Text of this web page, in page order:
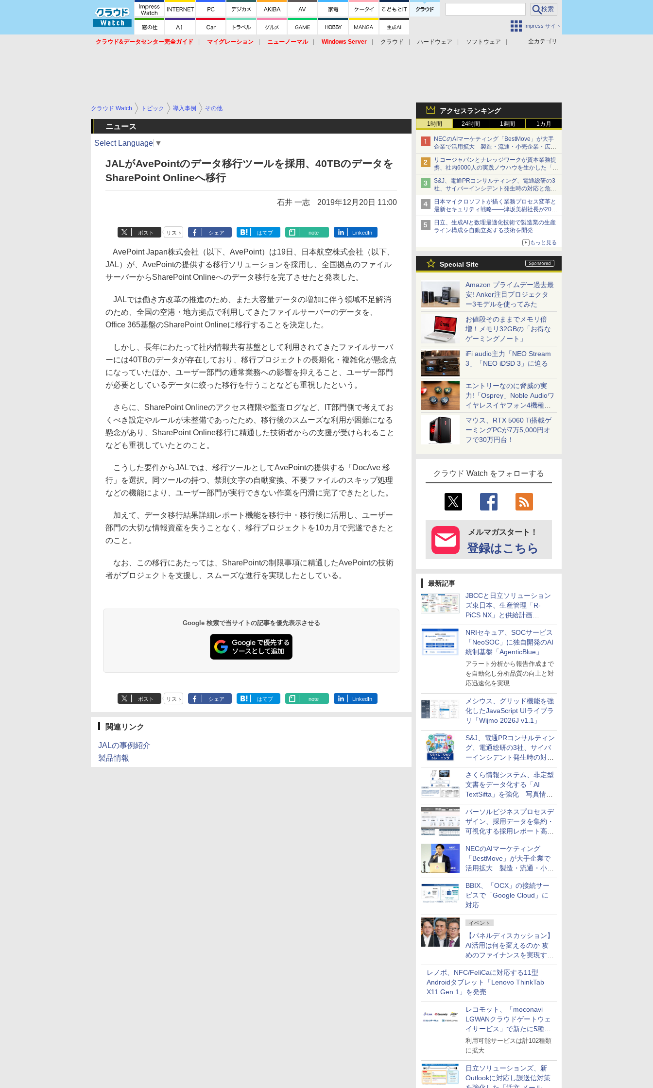
Impress サイト
全カテゴリ
クラウド&データセンター完全ガイド マイグレーション ニューノーマル Windows Server クラウド ハードウェア
ソフトウェア
アクセスランキング
1時間 24時間 1週間 1カ月
NECのAIマーケティング「BestMove」が大手
企業で活用拡大 製造・流通・小売企業・広告
代理店などが実装フェーズへ
リコージャパンとナレッジワークが資本業務提
携、社内6000人の実践ノウハウを生かした「AI
商談記録 for RICOH」を展開へ
S&J、電通PRコンサルティング、電通総研の3
社、サイバーインシデント発生時の対応と危機
管理広報を一体的に訓練するプログラムを提供
日本マイクロソフトが描く業務プロセス変革と
最新セキュリティ戦略――津坂美樹社長が2027
年度戦略を説明
日立、生成AIと数理最適化技術で製造業の生産
ライン構成を自動立案する技術を開発
もっと見る
Special Site
Amazon プライムデー過去最
安! Anker注目プロジェクタ
ー3モデルを使ってみた
お値段そのままでメモリ倍
増！メモリ32GBの「お得な
ゲーミングノート」
iFi audio主力「NEO Stream
3」「NEO iDSD 3」に迫る
エントリーなのに脅威の実
力!「Osprey」Noble Audioワ
イヤレスイヤフォン4機種を
一気に聴く
マウス、RTX 5060 Ti搭載ゲ
ーミングPCが7万5,000円オ
フで30万円台！
クラウド Watch をフォローする
メルマガスタート！
登録はこちら
最新記事
JBCCと日立ソリューション
ズ東日本、生産管理「R-
PiCS NX」と供給計画
「scSQUARE ISP」の連携サ
ービスを提供開始
NRIセキュア、SOCサービス
「NeoSOC」に独自開発のAI
統制基盤「AgenticBlue」を
導入
アラート分析から報告作成まで
を自動化し分析品質の向上と対
応迅速化を実現
メシウス、グリッド機能を強
化したJavaScript UIライブラ
リ「Wijmo 2026J v1.1」
S&J、電通PRコンサルティン
グ、電通総研の3社、サイバ
ーインシデント発生時の対応
と危機管理広報を一体的に訓
練するプログラムを提供
さくら情報システム、非定型
文書をデータ化する「AI
TextSifta」を強化 写真情報
のデータ化などに対応
パーソルビジネスプロセスデ
ザイン、採用データを集約・
可視化する採用レポート高速
化サービスを提供
NECのAIマーケティング
「BestMove」が大手企業で
活用拡大 製造・流通・小売
企業・広告代理店などが実装
フェーズへ
BBIX、「OCX」の接続サー
ビスで「Google Cloud」に
対応
イベント
【パネルディスカッション】
AI活用は何を変えるのか 攻
めのファイナンスを実現する
業務設計とマインドセット変
革
レノボ、NFC/FeliCaに対応する11型
Androidタブレット「Lenovo ThinkTab
X11 Gen 1」を発売
レコモット、「moconavi
LGWANクラウドゲートウェ
イサービス」で新たに5種類
のサービスと連携開始
利用可能サービスは計102種類
に拡大
日立ソリューションズ、新
Outlookに対応し誤送信対策
クラウド Watch トピック 導入事例 その他
ニュース
Select Language ▼
JALがAvePointのデータ移行ツールを採用、40TBのデータを
SharePoint Onlineへ移行
石井 一志 2019年12月20日 11:00
ポスト リスト シェア はてブ note LinkedIn
AvePoint Japan株式会社（以下、AvePoint）は19日、日本航空株式会社（以下、
JAL）が、AvePointの提供する移行ソリューションを採用し、全国拠点のファイル
サーバーからSharePoint Onlineへのデータ移行を完了させたと発表した。
JALでは働き方改革の推進のため、また大容量データの増加に伴う領域不足解消
のため、全国の空港・地方拠点で利用してきたファイルサーバーのデータを、
Office 365基盤のSharePoint Onlineに移行することを決定した。
しかし、長年にわたって社内情報共有基盤として利用されてきたファイルサーバ
ーには40TBのデータが存在しており、移行プロジェクトの長期化・複雑化が懸念点
になっていたほか、ユーザー部門の通常業務への影響を抑えること、ユーザー部門
が必要としているデータに絞った移行を行うことなども重視したという。
さらに、SharePoint Onlineのアクセス権限や監査ログなど、IT部門側で考えてお
くべき設定やルールが未整備であったため、移行後のスムーズな利用が困難になる
懸念があり、SharePoint Online移行に精通した技術者からの支援が受けられること
なども重視していたとのこと。
こうした要件からJALでは、移行ツールとしてAvePointの提供する「DocAve 移
行」を選択。同ツールの持つ、禁則文字の自動変換、不要ファイルのスキップ処理
などの機能により、ユーザー部門が実行できない作業を円滑に完了できたとした。
加えて、データ移行結果詳細レポート機能を移行中・移行後に活用し、ユーザー
部門の大切な情報資産を失うことなく、移行プロジェクトを10カ月で完遂できたと
のこと。
なお、この移行にあたっては、SharePointの制限事項に精通したAvePointの技術
者がプロジェクトを支援し、スムーズな進行を実現したとしている。
Google 検索で当サイトの記事を優先表示させる
ポスト リスト シェア はてブ note LinkedIn
関連リンク
JALの事例紹介
製品情報